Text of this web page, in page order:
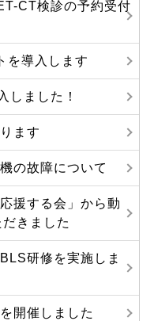
CT検診の予約受付
を導入します
しました！
ます
の故障について
援する会」から動
きました
研修を実施しま
開催しました